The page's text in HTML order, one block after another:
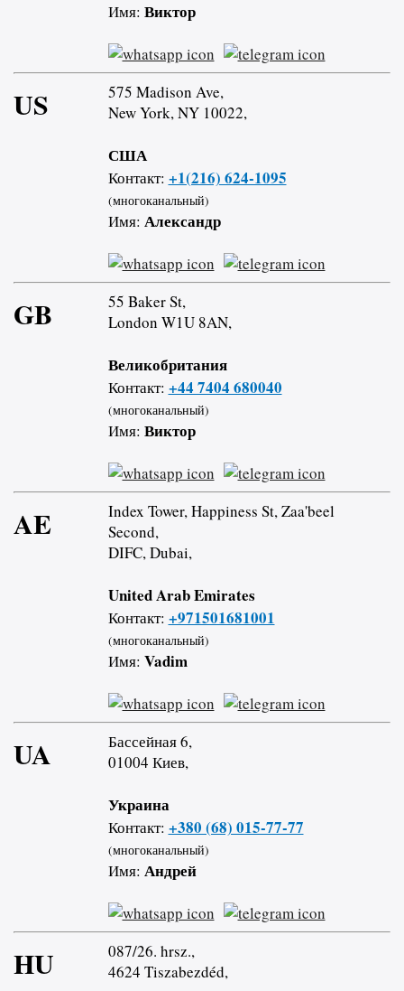
Имя: Виктор
US
575 Madison Ave,
New York, NY 10022,
США
Контакт: +1(216) 624-1095
(многоканальный)
Имя: Александр
GB
55 Baker St,
London W1U 8AN,
Великобритания
Контакт: +44 7404 680040
(многоканальный)
Имя: Виктор
AE
Index Tower, Happiness St, Zaa'beel
Second,
DIFC, Dubai,
United Arab Emirates
Контакт: +971501681001
(многоканальный)
Имя: Vadim
UA
Бассейная 6,
01004 Киев,
Украина
Контакт: +380 (68) 015-77-77
(многоканальный)
Имя: Андрей
HU
087/26. hrsz.,
4624 Tiszabezdéd,